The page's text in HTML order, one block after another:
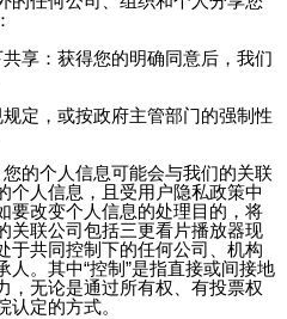
享：获得您的明确同意后，我们
定，或按政府主管部门的强制性
的个人信息可能会与我们的关联
个人信息，且受用户隐私政策中
要改变个人信息的处理目的，将
关联公司包括三更看片播放器现
于共同控制下的任何公司、机构
。其中“控制”是指直接或间接地
，无论是通过所有权、有投票权
认定的方式。